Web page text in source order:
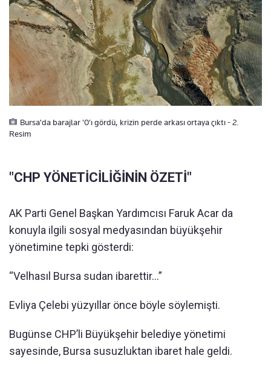
Bursa'da barajlar '0'ı gördü, krizin perde arkası ortaya çıktı - 2.
Resim
"CHP YÖNETİCİLİĞİNİN ÖZETİ"
AK Parti Genel Başkan Yardımcısı Faruk Acar da
konuyla ilgili sosyal medyasından büyükşehir
yönetimine tepki gösterdi:
“Velhasıl Bursa sudan ibarettir…”
Evliya Çelebi yüzyıllar önce böyle söylemişti.
Bugünse CHP’li Büyükşehir belediye yönetimi
sayesinde, Bursa susuzluktan ibaret hale geldi.